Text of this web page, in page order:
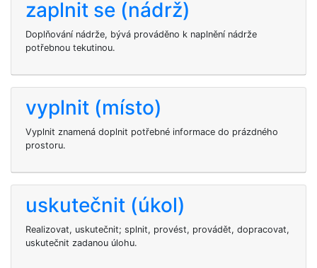
zaplnit se (nádrž)
Doplňování nádrže, bývá prováděno k naplnění nádrže
potřebnou tekutinou.
vyplnit (místo)
Vyplnit znamená doplnit potřebné informace do prázdného
prostoru.
uskutečnit (úkol)
Realizovat, uskutečnit; splnit, provést, provádět, dopracovat,
uskutečnit zadanou úlohu.